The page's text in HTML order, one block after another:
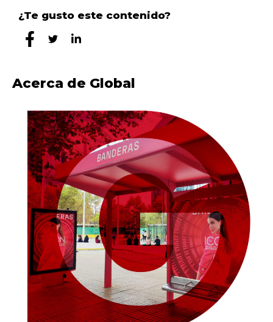
¿Te gusto este contenido?
Acerca de Global